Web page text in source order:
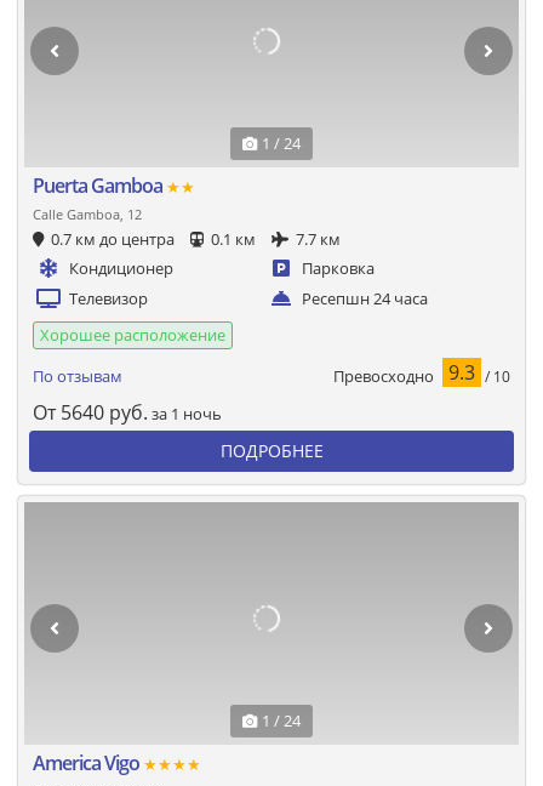
1 / 24
Puerta Gamboa ★★
Calle Gamboa, 12
0.7 км до центра 0.1 км
7.7 км
Кондиционер
Парковка
Телевизор
Ресепшн 24 часа
Хорошее расположение
По отзывам
Превосходно 9.3 / 10
От 5640 руб. за 1 ночь
ПОДРОБНЕЕ
1 / 24
America Vigo ★★★★